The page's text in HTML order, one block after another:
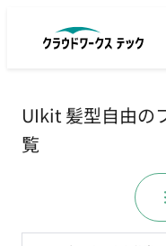
UIkit 髪型自由の
覧